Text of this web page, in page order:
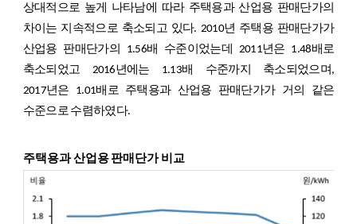
상대적으로 높게 나타남에 따라 주택용과 산업용 판매단가의
차이는 지속적으로 축소되고 있다. 2010년 주택용 판매단가가
산업용 판매단가의 1.56배 수준이었는데 2011년은 1.48배로
축소되었고 2016년에는 1.13배 수준까지 축소되었으며,
2017년은 1.01배로 주택용과 산업용 판매단가가 거의 같은
수준으로 수렴하였다.
주택용과 산업용 판매단가 비교